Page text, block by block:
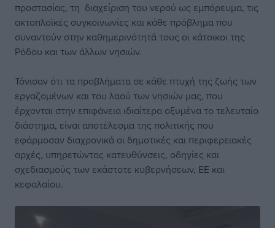
προστασίας, τη διαχείριση του νερού ως εμπόρευμα, τις
ακτοπλοϊκές συγκοινωνίες και κάθε πρόβλημα που
συναντούν στην καθημερινότητά τους οι κάτοικοι της
Ρόδου και των άλλων νησιών.
Τόνισαν ότι τα προβλήματα σε κάθε πτυχή της ζωής των
εργαζομένων και του λαού των νησιών μας, που
έρχονται στην επιφάνεια ιδιαίτερα οξυμένα το τελευταίο
διάστημα, είναι αποτέλεσμα της πολιτικής που
εφάρμοσαν διαχρονικά οι δημοτικές και περιφερειακές
αρχές, υπηρετώντας κατευθύνσεις, οδηγίες και
σχεδιασμούς των εκάστοτε κυβερνήσεων, ΕΕ και
κεφαλαίου.